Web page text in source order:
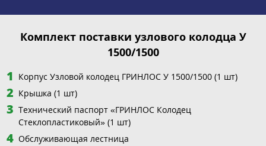
Комплект поставки узлового колодца У
1500/1500
Корпус Узловой колодец ГРИНЛОС У 1500/1500 (1 шт)
Крышка (1 шт)
Технический паспорт «ГРИНЛОС Колодец
Стеклопластиковый» (1 шт)
Обслуживающая лестница